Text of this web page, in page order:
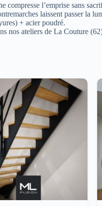
compresse l’emprise sans
laissent passer la
+ acier poudré.
nos ateliers de La Couture